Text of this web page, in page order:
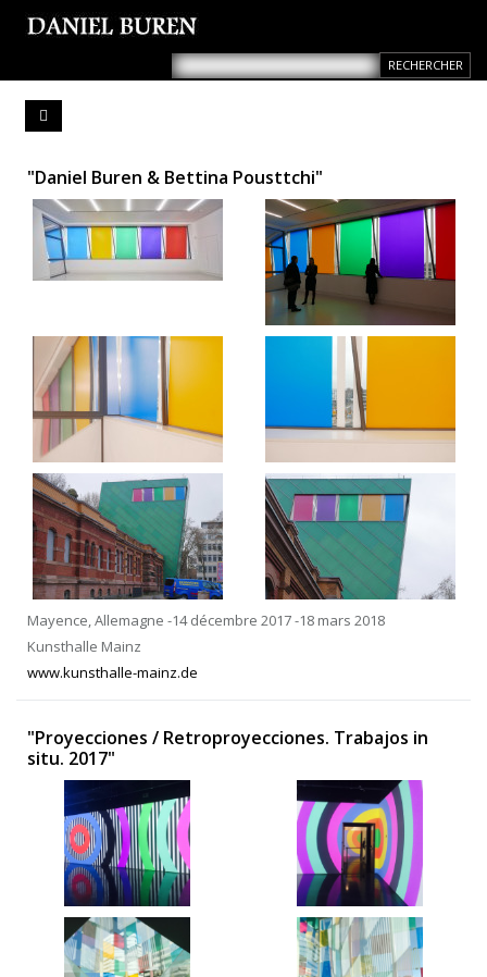
"Daniel Buren & Bettina Pousttchi"
Mayence, Allemagne -14 décembre 2017 -18 mars 2018
Kunsthalle Mainz
www.kunsthalle-mainz.de
"Proyecciones / Retroproyecciones. Trabajos in
situ. 2017"